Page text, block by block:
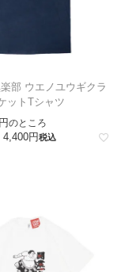
部 ウエノユウギクラ
ットTシャツ
のところ
4,400 税込